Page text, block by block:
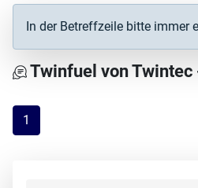
In der Betreffzeile bitte immer
Twinfuel von Twintec
1